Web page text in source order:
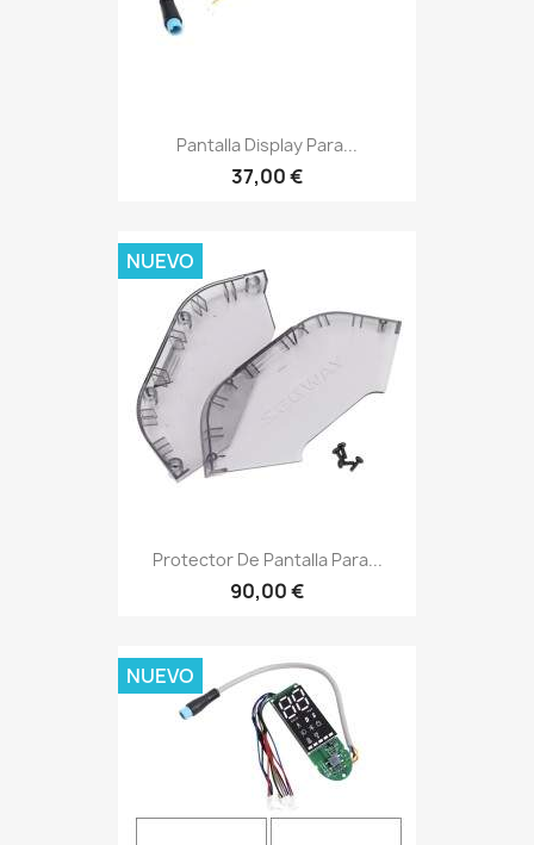
Pantalla Display Para...
37,00 €
Protector De Pantalla Para...
90,00 €
NUEVO
NUEVO